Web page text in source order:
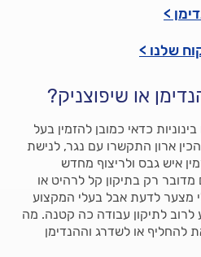
>
שלנו >
או שיפוצניק?
כדאי כמובן להזמין בעל
ארון התקשרו עם נגר, לנישת
איש גבס ולריצוף מחדש
רק בתיקון קל לרהיט או
מצער לדעת אבל בעלי המקצוע
לרוב לתיקון עבודה כה קטנה. מה
להחליף או לשדרג וההנדימן